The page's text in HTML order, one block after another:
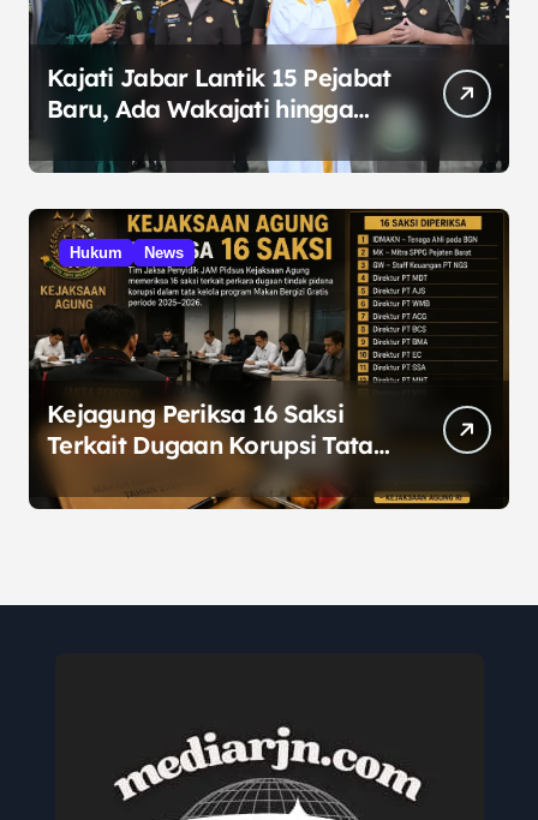
Kajati Jabar Lantik 15 Pejabat
Baru, Ada Wakajati hingga
Hukum News
Kejagung Periksa 16 Saksi
Terkait Dugaan Korupsi Tata
Kelola Program MBG